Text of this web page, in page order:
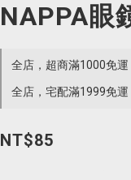
NAPPA眼
全店，超商滿1000免運
全店，宅配滿1999免運
NT$85